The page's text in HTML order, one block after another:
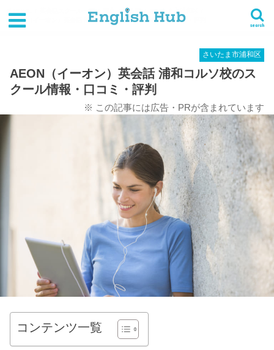
search
英会話スクール一覧 埼玉県
さいたま市浦和区
AEON（イーオン）英会話 浦和コルソ校のスクール情報・口コミ・評判
さいたま市浦和区
AEON（イーオン）英会話 浦和コルソ校のス
クール情報・口コミ・評判
※ この記事には広告・PRが含まれています
コンテンツ一覧